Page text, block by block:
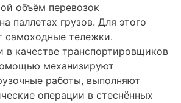
объём перевозок
паллетах грузов. Для этого
самоходные тележки.
в качестве транспортировщиков
механизируют
работы, выполняют
операции в стеснённых